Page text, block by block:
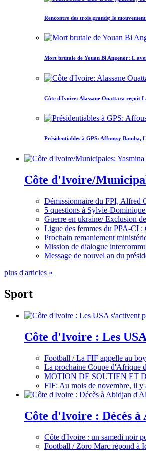
Rencontre des trois grands; le
Mort brutale de Youan Bi Angenor:
Côte d'Ivoire: Alassane Ouattara reçoit
Présidentiables à GPS: Affoussy
Côte d'Ivoire/
Démissionnaire du FPI, Alfred
5 questions à Sylvie-
Guerre en ukraine/ Exclusion
Ligue des femmes du PPA-CI :
Prochain remaniement
Mission de dialogue
Message de nouvel an du
plus d'articles »
Sport
Côte d'Ivoire : Les
Football / La FIF appelle au
La prochaine Coupe d'Afrique
MOTION DE SOUTIEN ET
FIF: Au mois de novembre, il y
Côte d'Ivoire : Décès
Côte d'Ivoire : un samedi noir
Football / Zoro Marc répond à